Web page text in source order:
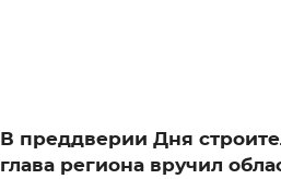
В преддверии Дня
глава региона вручил